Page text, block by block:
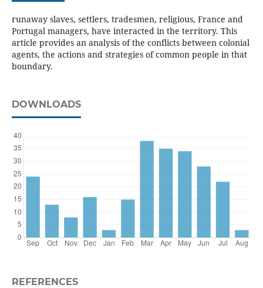
runaway slaves, settlers, tradesmen, religious, France and
Portugal managers, have interacted in the territory. This
article provides an analysis of the conflicts between colonial
agents, the actions and strategies of common people in that
boundary.
DOWNLOADS
REFERENCES